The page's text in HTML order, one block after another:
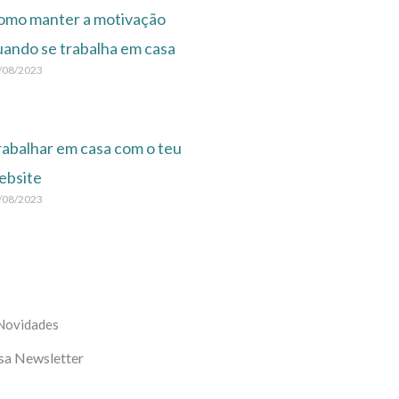
m manter a motivação
se trabalha em casa
2023
em casa com o teu
2023
Newsletter